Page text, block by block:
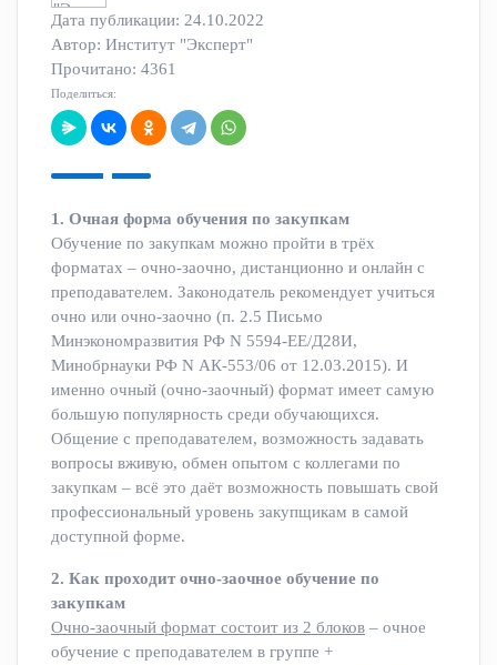
Дата публикации: 24.10.2022
Автор: Институт "Эксперт"
Прочитано: 4361
Поделиться:
1. Очная форма обучения по закупкам
Обучение по закупкам можно пройти в трёх
форматах – очно-заочно, дистанционно и онлайн с
преподавателем. Законодатель рекомендует учиться
очно или очно-заочно (п. 2.5 Письмо
Минэкономразвития РФ N 5594-ЕЕ/Д28И,
Минобрнауки РФ N АК-553/06 от 12.03.2015). И
именно очный (очно-заочный) формат имеет самую
большую популярность среди обучающихся.
Общение с преподавателем, возможность задавать
вопросы вживую, обмен опытом с коллегами по
закупкам – всё это даёт возможность повышать свой
профессиональный уровень закупщикам в самой
доступной форме.
2. Как проходит очно-заочное обучение по
закупкам
Очно-заочный формат состоит из 2 блоков – очное
обучение с преподавателем в группе +